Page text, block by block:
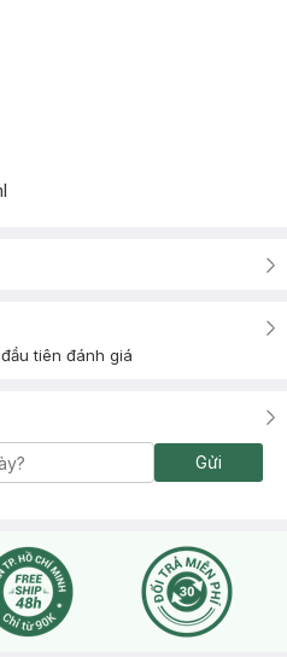
tiên đánh giá
Gửi